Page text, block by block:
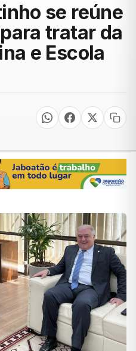
se reúne
tratar da
e Escola